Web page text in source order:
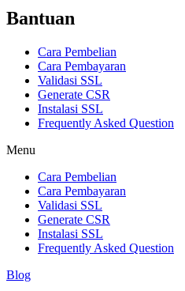
Bantuan
Cara Pembelian
Cara Pembayaran
Validasi SSL
Generate CSR
Instalasi SSL
Frequently Asked Question
Menu
Cara Pembelian
Cara Pembayaran
Validasi SSL
Generate CSR
Instalasi SSL
Frequently Asked Question
Blog